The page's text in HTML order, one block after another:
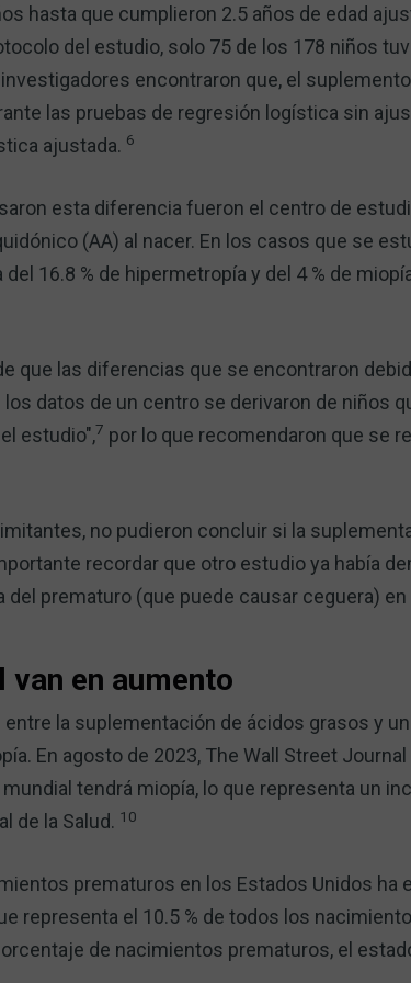
hasta que cumplieron 2.5 años de edad
del estudio, solo 75 de los 178 niños
encontraron que, el
las pruebas de regresión logística sin
ajustada. 6
esta diferencia fueron el centro de
(AA) al nacer. En los casos que se
16.8 % de hipermetropía y del 4 % de
que las diferencias que se encontraron
datos de un centro se derivaron de niños
estudio",7 por lo que recomendaron que se
no pudieron concluir si la
recordar que otro estudio ya había
prematuro (que puede causar ceguera) en
en aumento
la suplementación de ácidos grasos y
En agosto de 2023, The Wall Street
tendrá miopía, lo que representa un
de la Salud. 10
prematuros en los Estados Unidos ha
representa el 10.5 % de todos los
de nacimientos prematuros, el